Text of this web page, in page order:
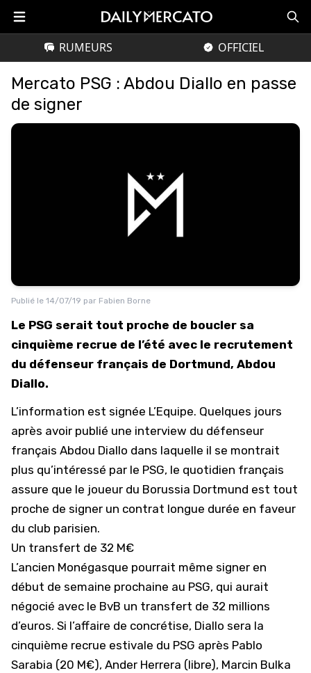
RUMEURS OFFICIEL
Mercato PSG : Abdou Diallo en passe
de signer
Publié le 14/07/19 par Fabien Borne
Le PSG serait tout proche de boucler sa
cinquième recrue de l’été avec le recrutement
du défenseur français de Dortmund, Abdou
Diallo.
L’information est signée L’Equipe. Quelques jours
après avoir publié une interview du défenseur
français Abdou Diallo dans laquelle il se montrait
plus qu’intéressé par le PSG, le quotidien français
assure que le joueur du Borussia Dortmund est tout
proche de signer un contrat longue durée en faveur
du club parisien.
Un transfert de 32 M€
L’ancien Monégasque pourrait même signer en
début de semaine prochaine au PSG, qui aurait
négocié avec le BvB un transfert de 32 millions
d’euros. Si l’affaire de concrétise, Diallo sera la
cinquième recrue estivale du PSG après Pablo
Sarabia (20 M€), Ander Herrera (libre), Marcin Bulka